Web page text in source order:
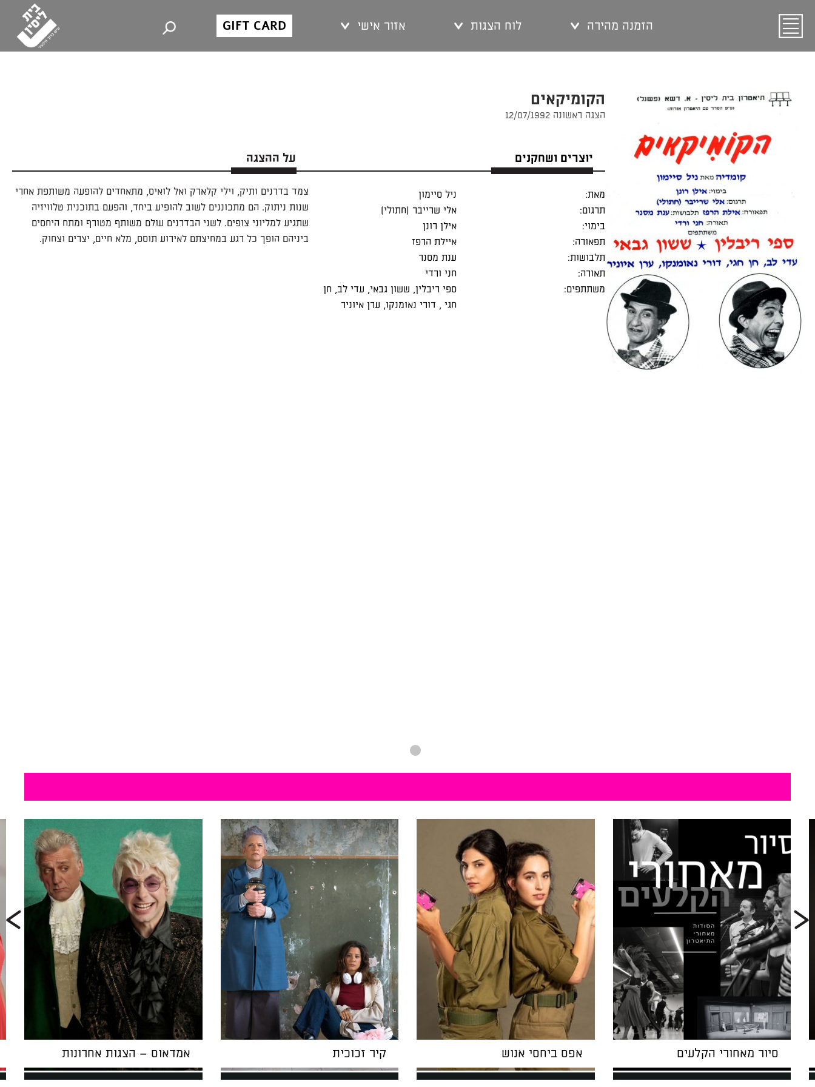
הזמנה מהירה לוח הצגות אזור אישי GIFT CARD
הקומיקאים
הצגה ראשונה 12/07/1992
על ההצגה
צמד בדרנים ותיק, וילי קלארק ואל לואיס, מתאחדים להופעה משותפת אחרי
שנות ניתוק. הם מתכוננים לשוב להופיע ביחד, והפעם בתוכנית טלוויזיה
שתגיע למליוני צופים. לשני הבדרנים עולם משותף מטורף ומתח היחסים
ביניהם הופך כל רגע במחיצתם לאירוע תוסס, מלא חיים, יצרים וצחוק.
יוצרים ושחקנים
מאת:
ניל סיימון
תרגום:
אלי שרייבר (חתולי)
בימוי:
אילן רונן
תפאורה:
איילת הרפז
תלבושות:
ענת מסנר
תאורה:
חני ורדי
משתתפים:
ספי ריבלין ששון גבאי עדי לב
חן
חגי
, דורי נאומנקו, ערן איוניר
סיור מאחורי הקלעים אפס ביחסי אנוש קיר זכוכית אמדאוס – הצגות אחרונות